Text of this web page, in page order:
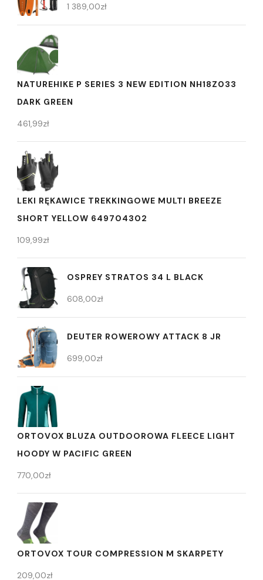
1 389,00zł
NATUREHIKE P SERIES 3 NEW EDITION NH18Z033
DARK GREEN
461,99zł
LEKI RĘKAWICE TREKKINGOWE MULTI BREEZE
SHORT YELLOW 649704302
109,99zł
OSPREY STRATOS 34 L BLACK
608,00zł
DEUTER ROWEROWY ATTACK 8 JR
699,00zł
ORTOVOX BLUZA OUTDOOROWA FLEECE LIGHT
HOODY W PACIFIC GREEN
770,00zł
ORTOVOX TOUR COMPRESSION M SKARPETY
209,00zł